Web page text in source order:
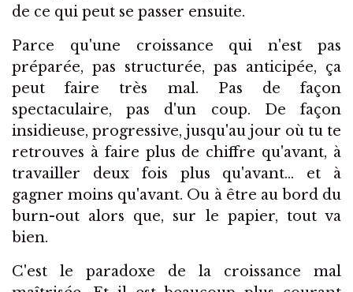
de ce qui peut se passer ensuite.
Parce qu'une croissance qui n'est pas
préparée, pas structurée, pas anticipée, ça
peut faire très mal. Pas de façon
spectaculaire, pas d'un coup. De façon
insidieuse, progressive, jusqu'au jour où tu te
retrouves à faire plus de chiffre qu'avant, à
travailler deux fois plus qu'avant… et à
gagner moins qu'avant. Ou à être au bord du
burn-out alors que, sur le papier, tout va
bien.
C'est le paradoxe de la croissance mal